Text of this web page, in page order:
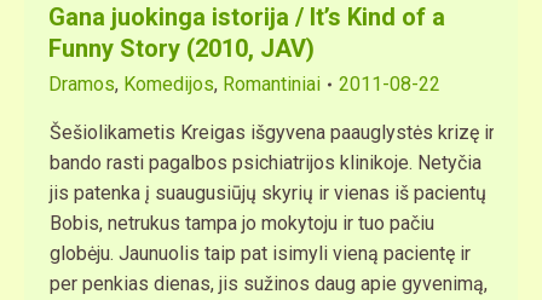
Gana juokinga istorija / It’s Kind of a
Funny Story (2010, JAV)
Dramos, Komedijos, Romantiniai 2011-08-22
Šešiolikametis Kreigas išgyvena paauglystės krizę ir
bando rasti pagalbos psichiatrijos klinikoje. Netyčia
jis patenka į suaugusiūjų skyrių ir vienas iš pacientų
Bobis, netrukus tampa jo mokytoju ir tuo pačiu
globėju. Jaunuolis taip pat isimyli vieną pacientę ir
per penkias dienas, jis sužinos daug apie gyvenimą,